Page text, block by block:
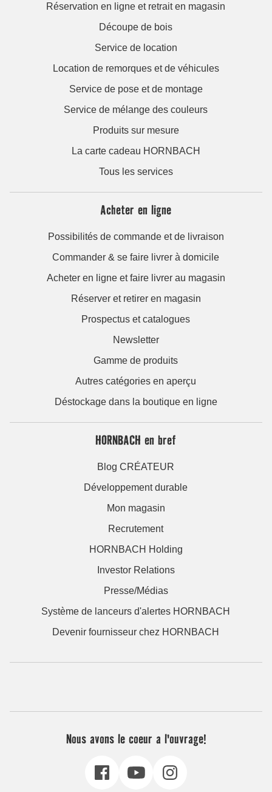
Réservation en ligne et retrait en magasin
Découpe de bois
Service de location
Location de remorques et de véhicules
Service de pose et de montage
Service de mélange des couleurs
Produits sur mesure
La carte cadeau HORNBACH
Tous les services
Acheter en ligne
Possibilités de commande et de livraison
Commander & se faire livrer à domicile
Acheter en ligne et faire livrer au magasin
Réserver et retirer en magasin
Prospectus et catalogues
Newsletter
Gamme de produits
Autres catégories en aperçu
Déstockage dans la boutique en ligne
HORNBACH en bref
Blog CRÉATEUR
Développement durable
Mon magasin
Recrutement
HORNBACH Holding
Investor Relations
Presse/Médias
Système de lanceurs d'alertes HORNBACH
Devenir fournisseur chez HORNBACH
Nous avons le coeur a l'ouvrage!